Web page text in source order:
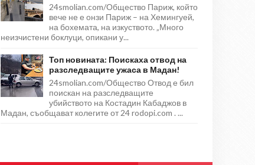
24smolian.com/Общество Париж, който
вече не е онзи Париж – на Хемингуей,
на бохемата, на изкуството. „Много
неизчистени боклуци, опикани у...
Топ новината: Поискаха отвод на
разследващите ужаса в Мадан!
24smolian.com/Общество Отвод е бил
поискан на разследващите
убийството на Костадин Кабаджов в
Мадан, съобщават колегите от 24 rodopi.com . ...